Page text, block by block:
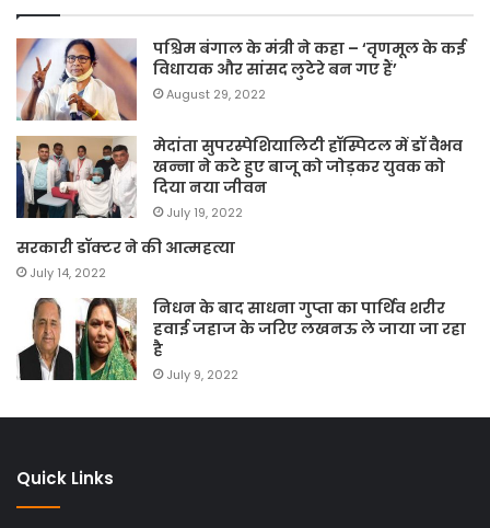
पश्चिम बंगाल के मंत्री ने कहा – ‘तृणमूल के कई
विधायक और सांसद लुटेरे बन गए हैं’
August 29, 2022
मेदांता सुपरस्पेशियालिटी हॉस्पिटल में डॉ वैभव
खन्ना ने कटे हुए बाजू को जोड़कर युवक को
दिया नया जीवन
July 19, 2022
सरकारी डॉक्टर ने की आत्महत्या
July 14, 2022
निधन के बाद साधना गुप्ता का पार्थिव शरीर
हवाई जहाज के जरिए लखनऊ ले जाया जा रहा
है
July 9, 2022
Quick Links